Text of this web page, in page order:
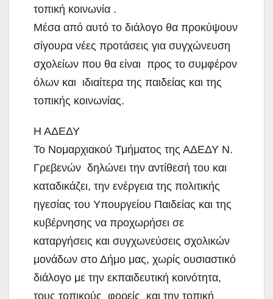
τοπική κοινωνία .
Μέσα από αυτό το διάλογο θα προκύψουν
σίγουρα νέες προτάσεις για συγχώνευση
σχολείων που θα είναι προς το συμφέρον
όλων και ιδιαίτερα της παιδείας και της
τοπικής κοινωνίας.
Η ΑΔΕΔΥ
Το Νομαρχιακού Τμήματος της ΑΔΕΔΥ Ν.
Γρεβενών δηλώνει την αντίθεσή του και
καταδικάζει, την ενέργεια της πολιτικής
ηγεσίας του Υπουργείου Παιδείας και της
κυβέρνησης να προχωρήσει σε
καταργήσεις και συγχωνεύσεις σχολικών
μονάδων στο Δήμο μας, χωρίς ουσιαστικό
διάλογο με την εκπαιδευτική κοινότητα,
τους τοπικούς φορείς και την τοπική